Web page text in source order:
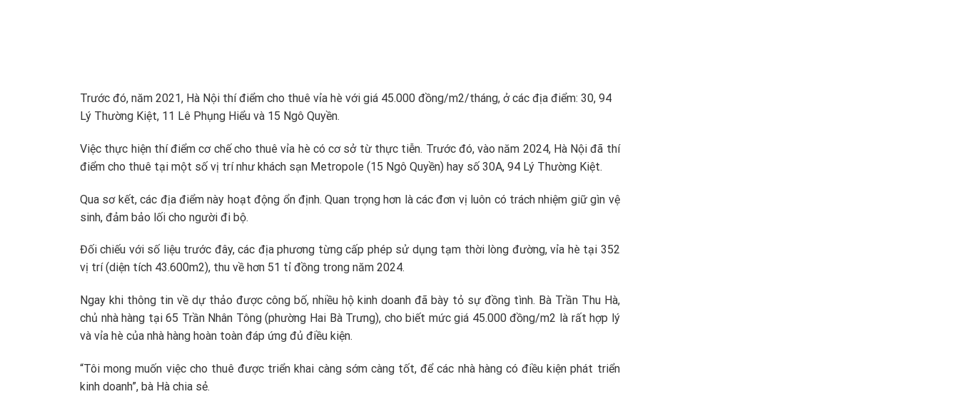
Trước đó, năm 2021, Hà Nội thí điểm cho thuê vỉa hè với giá 45.000 đồng/m2/tháng, ở các địa điểm: 30, 94
Lý Thường Kiệt, 11 Lê Phụng Hiểu và 15 Ngô Quyền.
Việc thực hiện thí điểm cơ chế cho thuê vỉa hè có cơ sở từ thực tiễn. Trước đó, vào năm 2024, Hà Nội đã thí
điểm cho thuê tại một số vị trí như khách sạn Metropole (15 Ngô Quyền) hay số 30A, 94 Lý Thường Kiệt.
Qua sơ kết, các địa điểm này hoạt động ổn định. Quan trọng hơn là các đơn vị luôn có trách nhiệm giữ gìn vệ
sinh, đảm bảo lối cho người đi bộ.
Đối chiếu với số liệu trước đây, các địa phương từng cấp phép sử dụng tạm thời lòng đường, vỉa hè tại 352
vị trí (diện tích 43.600m2), thu về hơn 51 tỉ đồng trong năm 2024.
Ngay khi thông tin về dự thảo được công bố, nhiều hộ kinh doanh đã bày tỏ sự đồng tình. Bà Trần Thu Hà,
chủ nhà hàng tại 65 Trần Nhân Tông (phường Hai Bà Trưng), cho biết mức giá 45.000 đồng/m2 là rất hợp lý
và vỉa hè của nhà hàng hoàn toàn đáp ứng đủ điều kiện.
“Tôi mong muốn việc cho thuê được triển khai càng sớm càng tốt, để các nhà hàng có điều kiện phát triển
kinh doanh”, bà Hà chia sẻ.